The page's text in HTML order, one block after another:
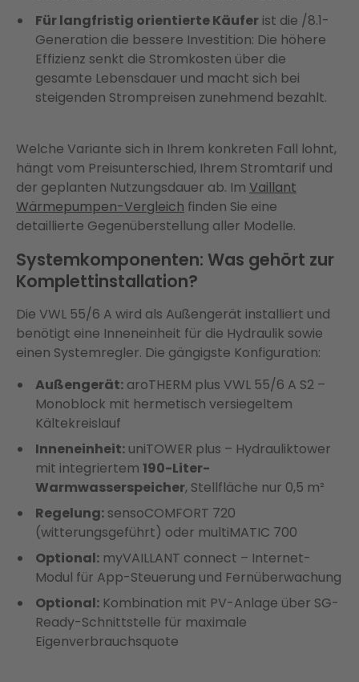
Für langfristig orientierte Käufer ist die /8.1-
Generation die bessere Investition: Die höhere
Effizienz senkt die Stromkosten über die
gesamte Lebensdauer und macht sich bei
steigenden Strompreisen zunehmend bezahlt.
Welche Variante sich in Ihrem konkreten Fall lohnt,
hängt vom Preisunterschied, Ihrem Stromtarif und
der geplanten Nutzungsdauer ab. Im Vaillant
Wärmepumpen-Vergleich finden Sie eine
detaillierte Gegenüberstellung aller Modelle.
Systemkomponenten: Was gehört zur
Komplettinstallation?
Die VWL 55/6 A wird als Außengerät installiert und
benötigt eine Inneneinheit für die Hydraulik sowie
einen Systemregler. Die gängigste Konfiguration:
Außengerät: aroTHERM plus VWL 55/6 A S2 –
Monoblock mit hermetisch versiegeltem
Kältekreislauf
Inneneinheit: uniTOWER plus – Hydrauliktower
mit integriertem 190-Liter-
Warmwasserspeicher, Stellfläche nur 0,5 m²
Regelung: sensoCOMFORT 720
(witterungsgeführt) oder multiMATIC 700
Optional: myVAILLANT connect – Internet-
Modul für App-Steuerung und Fernüberwachung
Optional: Kombination mit PV-Anlage über SG-
Ready-Schnittstelle für maximale
Eigenverbrauchsquote